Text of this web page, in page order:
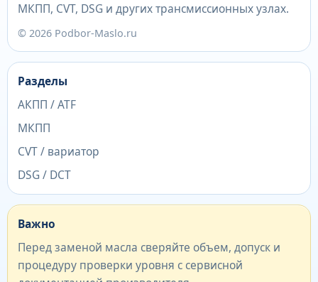
МКПП, CVT, DSG и других трансмиссионных узлах.
© 2026 Podbor-Maslo.ru
Разделы
АКПП / ATF
МКПП
CVT / вариатор
DSG / DCT
Важно
Перед заменой масла сверяйте объем, допуск и
процедуру проверки уровня с сервисной